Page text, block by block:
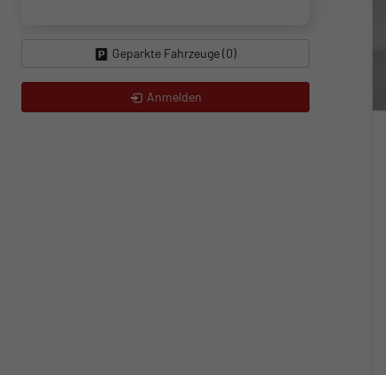
Geparkte Fahrzeuge (0)
Anmelden